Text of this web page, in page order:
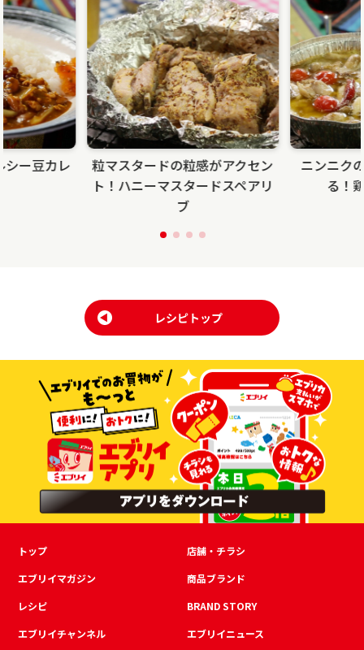
シー豆カレ
粒マスタードの粒感がアクセン
ト！ハニーマスタードスペアリ
ブ
ニンニク
る！
トップ
店舗・チラシ
エブリイマガジン
商品ブランド
レシピ
BRAND STORY
エブリイチャンネル
エブリイニュース